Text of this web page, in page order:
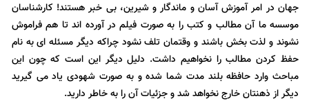
جهان در امر آموزش آسان و ماندگار و شیرین، بی خبر هستند! کارشناسان
موسسه ما آن مطالب و کتب را به صورت فیلم در آورده اند تا هم فراموش
نشوند و لذت بخش باشند و وقتمان تلف نشود چراکه دیگر مسئله ای به نام
حفظ کردن مطالب را نخواهیم داشت. دلیل دیگر این است که چون این
مباحث وارد حافظه بلند مدت شما شده و به صورت شهودی یاد می گیرید
دیگر از ذهنتان خارج نخواهد شد و جزئیات آن را به خاطر دارید.